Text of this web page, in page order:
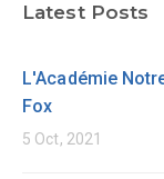
Latest Posts
L'Académie
Fox
5 Oct, 2021